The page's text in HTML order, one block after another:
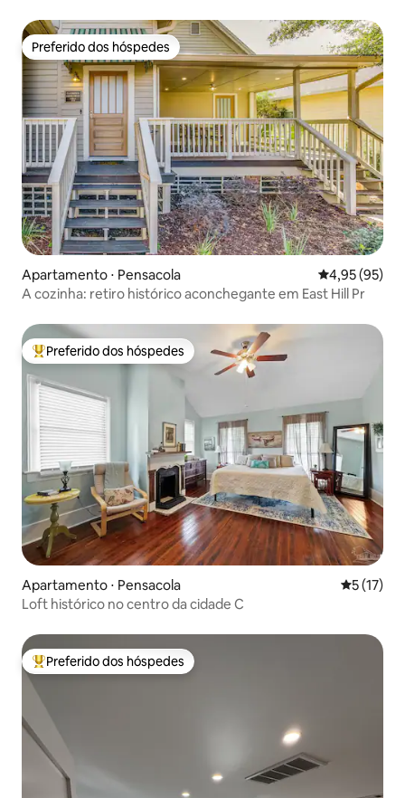
Preferido dos hóspedes
Preferido dos hóspedes
Apartamento ⋅ Pensacola 4,95 de uma
4,95 (95)
A cozinha: retiro histórico aconchegante em East Hill Pr
Entre os melhores preferidos dos hóspedes
Preferido dos hóspedes
Apartamento ⋅ Pensacola 5 de uma
5 (17)
Loft histórico no centro da cidade C
Entre os melhores preferidos dos hóspedes
Preferido dos hóspedes